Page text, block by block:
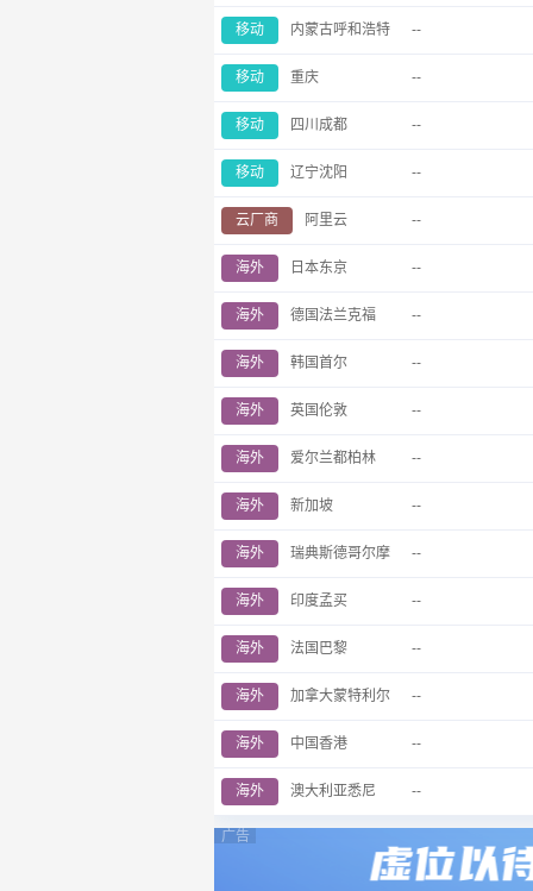
移动 内蒙古呼和浩特 --
移动 重庆 --
移动 四川成都 --
移动 辽宁沈阳 --
云厂商 阿里云 --
海外 日本东京 --
海外 德国法兰克福 --
海外 韩国首尔 --
海外 英国伦敦 --
海外 爱尔兰都柏林 --
海外 新加坡 --
海外 瑞典斯德哥尔摩 --
海外 印度孟买 --
海外 法国巴黎 --
海外 加拿大蒙特利尔 --
海外 中国香港 --
海外 澳大利亚悉尼 --
广告